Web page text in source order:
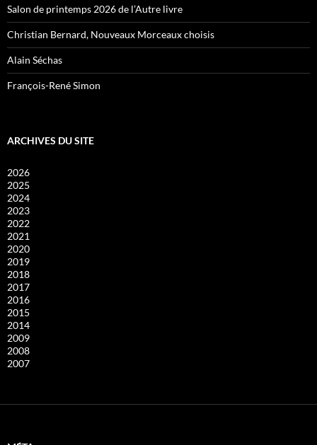
Salon de printemps 2026 de l’Autre livre
Christian Bernard, Nouveaux Morceaux choisis
Alain Séchas
François-René Simon
ARCHIVES DU SITE
2026
2025
2024
2023
2022
2021
2020
2019
2018
2017
2016
2015
2014
2009
2008
2007